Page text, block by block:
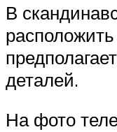
В
деталей.
На фото